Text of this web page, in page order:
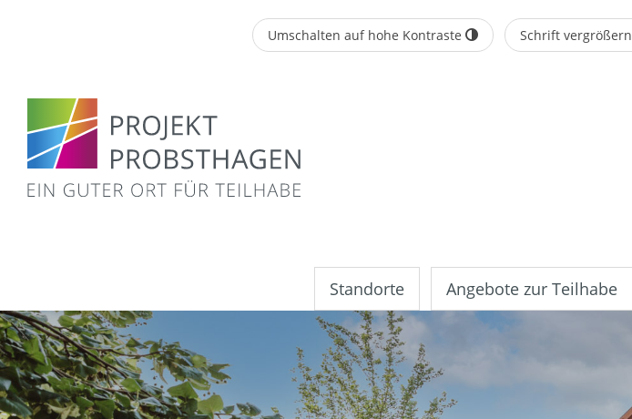
Umschalten auf hohe Kontraste Schrift vergrößern
Standorte Angebote zur Teilhabe